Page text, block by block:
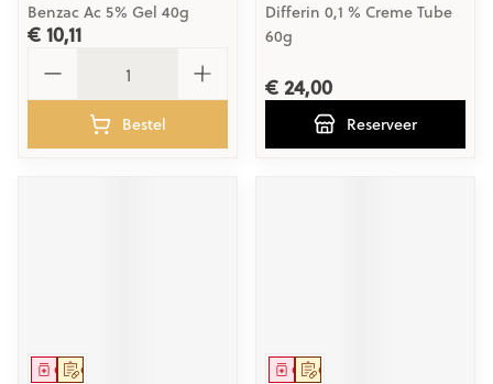
Benzac Ac 5% Gel 40g
€ 10,11
Bestel
Differin 0,1 % Creme Tube
60g
€ 24,00
Reserveer
Op voorschrift
Geneesmiddel Op voorschrift
Geneesmiddel